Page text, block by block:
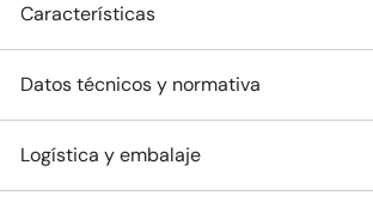
Características
Datos técnicos y normativa
Logística y embalaje